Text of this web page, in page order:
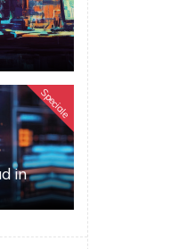
Speciale
in